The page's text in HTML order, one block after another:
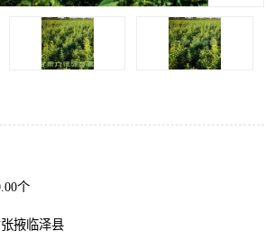
个
掖临泽县